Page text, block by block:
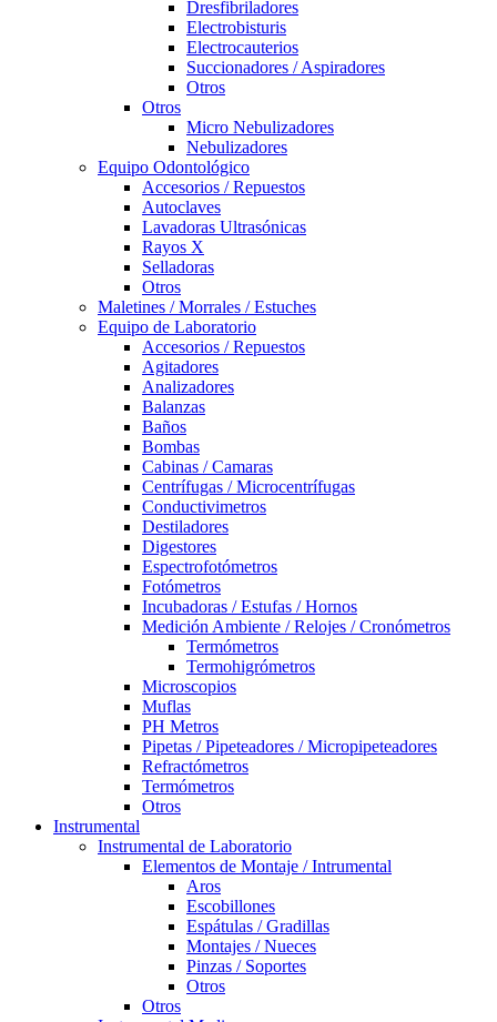
Dresfibriladores
Electrobisturis
Electrocauterios
Succionadores / Aspiradores
Otros
Otros
Micro Nebulizadores
Nebulizadores
Equipo Odontológico
Accesorios / Repuestos
Autoclaves
Lavadoras Ultrasónicas
Rayos X
Selladoras
Otros
Maletines / Morrales / Estuches
Equipo de Laboratorio
Accesorios / Repuestos
Agitadores
Analizadores
Balanzas
Baños
Bombas
Cabinas / Camaras
Centrífugas / Microcentrífugas
Conductivimetros
Destiladores
Digestores
Espectrofotómetros
Fotómetros
Incubadoras / Estufas / Hornos
Medición Ambiente / Relojes / Cronómetros
Termómetros
Termohigrómetros
Microscopios
Muflas
PH Metros
Pipetas / Pipeteadores / Micropipeteadores
Refractómetros
Termómetros
Otros
Instrumental
Instrumental de Laboratorio
Elementos de Montaje / Intrumental
Aros
Escobillones
Espátulas / Gradillas
Montajes / Nueces
Pinzas / Soportes
Otros
Otros